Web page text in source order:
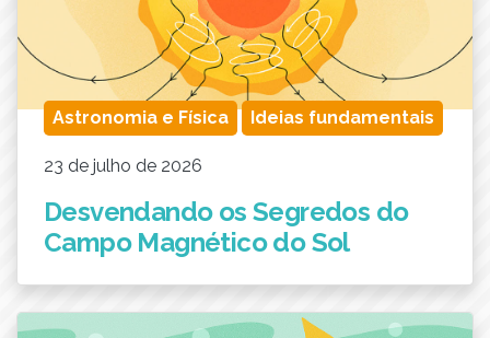
Astronomia e Física Ideias fundamentais
23 de julho de 2026
Desvendando os Segredos do
Campo Magnético do Sol